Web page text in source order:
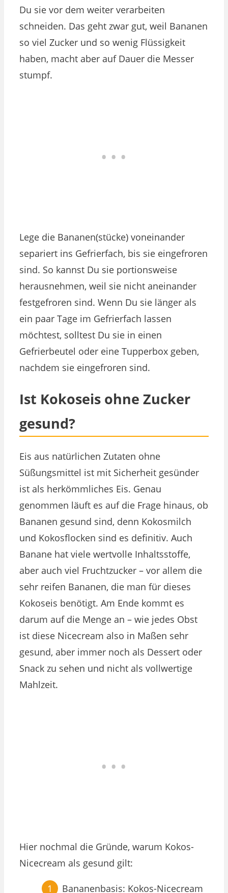
Du sie vor dem weiter verarbeiten
schneiden. Das geht zwar gut, weil Bananen
so viel Zucker und so wenig Flüssigkeit
haben, macht aber auf Dauer die Messer
stumpf.
Lege die Bananen(stücke) voneinander
separiert ins Gefrierfach, bis sie eingefroren
sind. So kannst Du sie portionsweise
herausnehmen, weil sie nicht aneinander
festgefroren sind. Wenn Du sie länger als
ein paar Tage im Gefrierfach lassen
möchtest, solltest Du sie in einen
Gefrierbeutel oder eine Tupperbox geben,
nachdem sie eingefroren sind.
Ist Kokoseis ohne Zucker
gesund?
Eis aus natürlichen Zutaten ohne
Süßungsmittel ist mit Sicherheit gesünder
ist als herkömmliches Eis. Genau
genommen läuft es auf die Frage hinaus, ob
Bananen gesund sind, denn Kokosmilch
und Kokosflocken sind es definitiv. Auch
Banane hat viele wertvolle Inhaltsstoffe,
aber auch viel Fruchtzucker – vor allem die
sehr reifen Bananen, die man für dieses
Kokoseis benötigt. Am Ende kommt es
darum auf die Menge an – wie jedes Obst
ist diese Nicecream also in Maßen sehr
gesund, aber immer noch als Dessert oder
Snack zu sehen und nicht als vollwertige
Mahlzeit.
Hier nochmal die Gründe, warum Kokos-
Nicecream als gesund gilt:
Bananenbasis: Kokos-Nicecream